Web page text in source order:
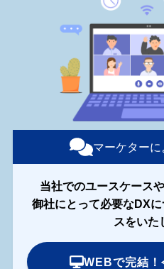
マーケター
当社でのユースケース
御社にとって必要なDX
スをいた
WEBで完結！